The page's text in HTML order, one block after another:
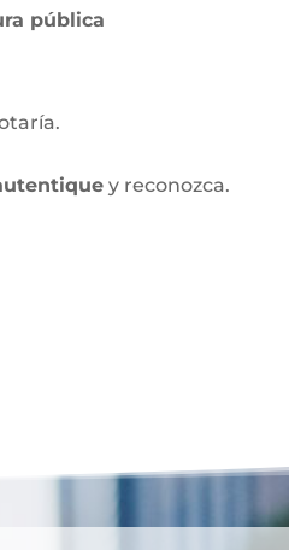
pública
y reconozca.